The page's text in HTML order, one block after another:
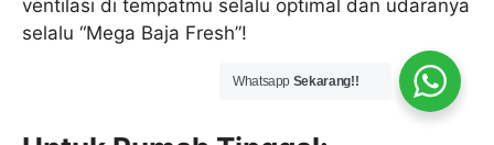
ventilasi di tempatmu selalu optimal dan udaranya
selalu “Mega Baja Fresh”!
Whatsapp Sekarang!!